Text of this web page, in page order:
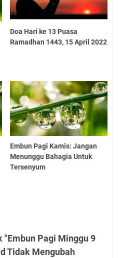
Doa Hari ke 13 Puasa
Ramadhan 1443, 15 April 2022
Embun Pagi Kamis: Jangan
Menunggu Bahagia Untuk
Tersenyum
Pagi Minggu 9
Tidak Mengubah